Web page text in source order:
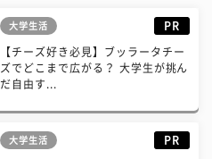
大学生活 PR
【チーズ好き必見】ブッラータチー
ズでどこまで広がる？ 大学生が挑ん
だ自由す...
大学生活 PR